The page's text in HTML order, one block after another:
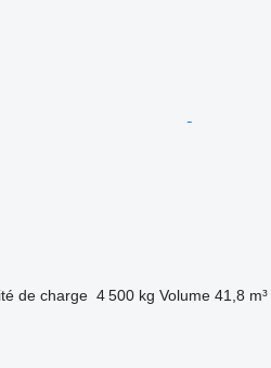
de charge 4 500 kg Volume 41,8 m³